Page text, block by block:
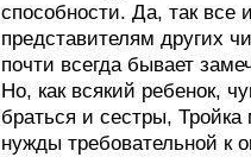
способности. Да, так
представителям других
почти всегда бывает
Но, как всякий ребенок,
браться и сестры,
нужды требовательной к